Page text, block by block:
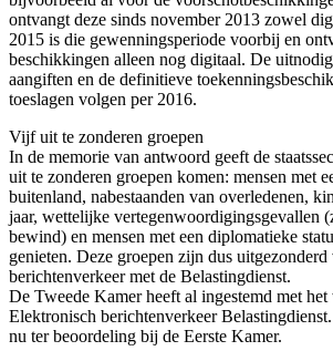
ontvangt deze sinds november 2013 zowel
2015 is die gewenningsperiode voorbij en
beschikkingen alleen nog digitaal. De
aangiften en de definitieve
toeslagen volgen per 2016.
Vijf uit te zonderen groepen
In de memorie van antwoord geeft de
uit te zonderen groepen komen: mensen met
buitenland, nabestaanden van overledenen,
jaar, wettelijke vertegenwoordigingsgevallen
bewind) en mensen met een diplomatieke
genieten. Deze groepen zijn dus
berichtenverkeer met de Belastingdienst.
De Tweede Kamer heeft al ingestemd met het
Elektronisch berichtenverkeer
nu ter beoordeling bij de Eerste Kamer.